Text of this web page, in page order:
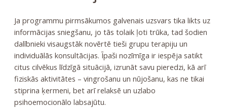
Ja programmu pirmsākumos galvenais uzsvars tika likts uz
informācijas sniegšanu, jo tās tolaik ļoti trūka, tad šodien
dalībnieki visaugstāk novērtē tieši grupu terapiju un
individuālās konsultācijas. Īpaši nozīmīga ir iespēja satikt
citus cilvēkus līdzīgā situācijā, izrunāt savu pieredzi, kā arī
fiziskās aktivitātes – vingrošanu un nūjošanu, kas ne tikai
stiprina ķermeni, bet arī relaksē un uzlabo
psihoemocionālo labsajūtu.